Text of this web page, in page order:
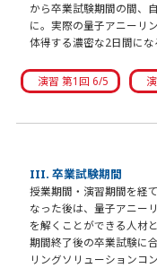
から卒業試験期間の間、
に。実際の量子アニーリ
体得する濃密な2日間にな
演習 第1回 6/5
III. 卒業試験期間
授業期間・演習期間を経
なった後は、量子アニー
を解くことができる人材
期間終了後の卒業試験に
リングソリューションコ